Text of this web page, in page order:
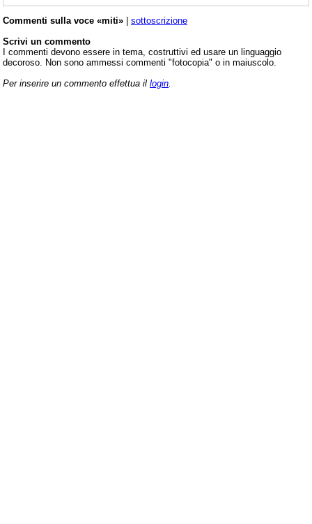
Commenti sulla voce «miti» | sottoscrizione
Scrivi un commento
I commenti devono essere in tema, costruttivi ed usare un linguaggio
decoroso. Non sono ammessi commenti "fotocopia" o in maiuscolo.
Per inserire un commento effettua il login